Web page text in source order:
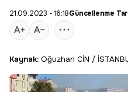
21.09.2023 - 16:18Güncellenme
Kaynak: Oğuzhan CİN /